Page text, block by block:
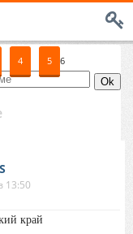
4 5 6
13:50
край